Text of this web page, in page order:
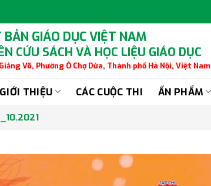
GIÁO DỤC VIỆT NAM
CỨU SÁCH VÀ HỌC LIỆU GIÁO DỤC
Võ, Phường Ô Chợ Dừa, Thành phố Hà Nội, Việt Nam
GIỚI THIỆU CÁC CUỘC THI ẤN PHẨM